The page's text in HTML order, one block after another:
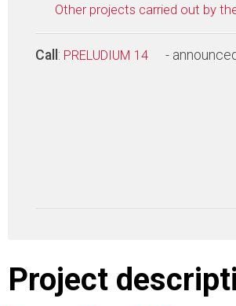
Other projects carried out by
Call : PRELUDIUM 14 -
Project